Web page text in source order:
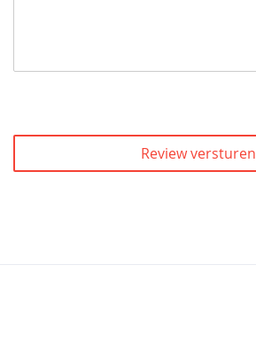
Review versturen